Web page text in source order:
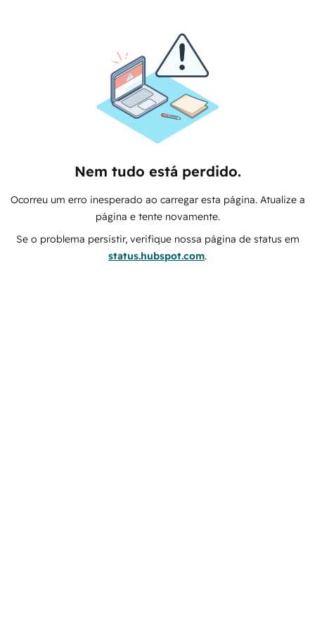
Nem tudo está perdido.
Ocorreu um erro inesperado ao carregar esta página. Atualize a
página e tente novamente.
Se o problema persistir, verifique nossa página de status em
status.hubspot.com.